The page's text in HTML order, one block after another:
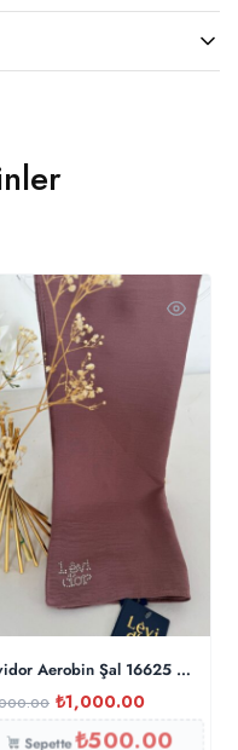
Aerobin Şal 16625 – İncir
₺1,000.00
Sepette₺500.00